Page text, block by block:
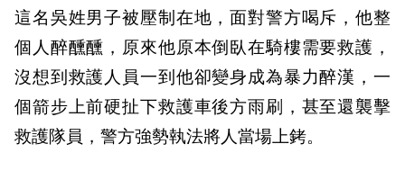
這名吳姓男子被壓制在地，面對警方喝斥，他整
個人醉醺醺，原來他原本倒臥在騎樓需要救護，
沒想到救護人員一到他卻變身成為暴力醉漢，一
個箭步上前硬扯下救護車後方雨刷，甚至還襲擊
救護隊員，警方強勢執法將人當場上銬。